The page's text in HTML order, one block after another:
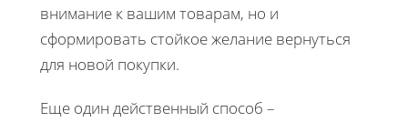
внимание к вашим товарам, но и
сформировать стойкое желание вернуться
для новой покупки.
Еще один действенный способ –